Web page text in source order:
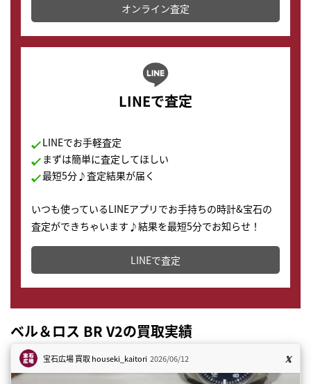
オンライン査定
LINEで査定
LINEでお手軽査定
まずは簡単に査定してほしい
最短5分♪査定結果が届く
いつも使っているLINEアプリでお手持ちの時計&宝石の
査定ができちゃいます♪結果を最短5分でお知らせ！
どこからでもすぐに査定金額を知ることが出来ます。
LINEで査定
ベル＆ロス BR V2の買取実績
宝石広場 買取houseki_kaitori 2026/06/12